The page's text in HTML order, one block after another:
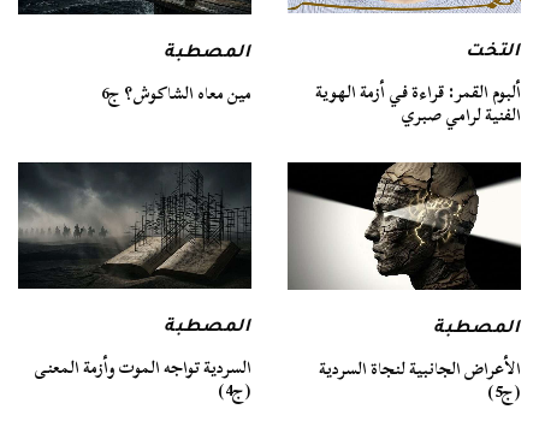
التخت
ألبوم القمر: قراءة في أزمة الهوية
الفنية لرامي صبري
المصطبة
مين معاه الشاكوش؟ ج6
المصطبة
الأعراض الجانبية لنجاة السردية
(ج5)
المصطبة
السردية تواجه الموت وأزمة المعنى
(ج4)